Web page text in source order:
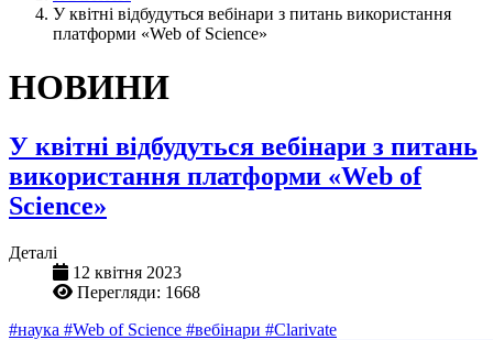
У квітні відбудуться вебінари з питань використання
платформи «Web of Science»
НОВИНИ
У квітні відбудуться вебінари з питань
використання платформи «Web of
Science»
Деталі
12 квітня 2023
Перегляди: 1668
#наука #Web of Science #вебінари #Clarivate